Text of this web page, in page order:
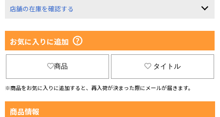
店舗の在庫を確認する
お気に入りに追加
商品 タイトル
※商品をお気に入りに追加すると、再入荷が決まった際にメールが届きます。
商品情報